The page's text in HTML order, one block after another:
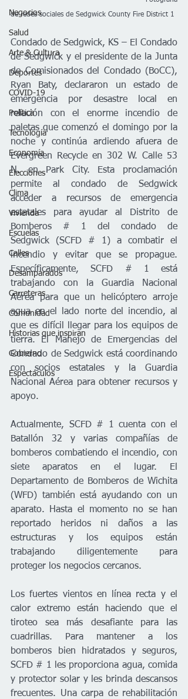
Negocios
Salud
Arte & Cultura
Deportes
COVID-19
Política
Tecnología
Economía
Elecciones
Clima
Vivienda
Escuelas
Calles
Desamparados
Carreteras
Comunidad
Historias que inspiran
Gobierno
Espectáculos
de redes sociales de Sedgwick County Fire District 1
Condado de Sedgwick, KS – El Condado
de Sedgwick y el presidente de la Junta
de Comisionados del Condado (BoCC),
Ryan Baty, declararon un estado de
emergencia por desastre local en
relación con el enorme incendio de
paletas que comenzó el domingo por la
noche y continúa ardiendo afuera de
Evergreen Recycle en 302 W. Calle 53
N. en Park City. Esta proclamación
permite al condado de Sedgwick
acceder a recursos de emergencia
estatales para ayudar al Distrito de
Bomberos # 1 del condado de
Sedgwick (SCFD # 1) a combatir el
incendio y evitar que se propague.
Específicamente, SCFD # 1 está
trabajando con la Guardia Nacional
Aérea para que un helicóptero arroje
agua en el lado norte del incendio, al
que es difícil llegar para los equipos de
tierra. El Manejo de Emergencias del
Condado de Sedgwick está coordinando
con socios estatales y la Guardia
Nacional Aérea para obtener recursos y
apoyo.
Actualmente, SCFD # 1 cuenta con el
Batallón 32 y varias compañías de
bomberos combatiendo el incendio, con
siete aparatos en el lugar. El
Departamento de Bomberos de Wichita
(WFD) también está ayudando con un
aparato. Hasta el momento no se han
reportado heridos ni daños a las
estructuras y los equipos están
trabajando diligentemente para
proteger los negocios cercanos.
Los fuertes vientos en línea recta y el
calor extremo están haciendo que el
tiroteo sea más desafiante para las
cuadrillas. Para mantener a los
bomberos bien hidratados y seguros,
SCFD # 1 les proporciona agua, comida
y protector solar y les brinda descansos
frecuentes. Una carpa de rehabilitación